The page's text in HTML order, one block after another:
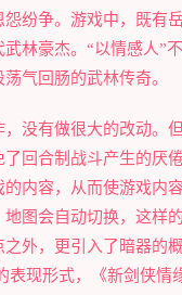
怨纷争。游戏中，既
林豪杰。“以情感人”
气回肠的武林传奇。
没有做很大的改动。
回合制战斗产生的厌
内容，从而使游戏内
图会自动切换，这样
外，更引入了暗器的
表现形式，《新剑侠